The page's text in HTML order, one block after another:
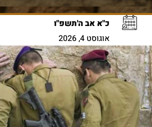
כ"א אב ה'תשפ"ו
אוגוסט 4, 2026